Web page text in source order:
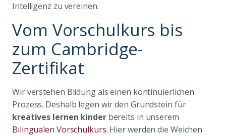
Intelligenz zu vereinen.
Vom Vorschulkurs bis
zum Cambridge-
Zertifikat
Wir verstehen Bildung als einen kontinuierlichen
Prozess. Deshalb legen wir den Grundstein für
kreatives lernen kinderbereits in unserem
Bilingualen Vorschulkurs. Hier werden die Weichen